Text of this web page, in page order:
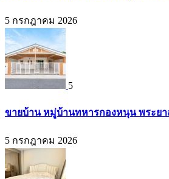
5 กรกฎาคม 2026
5
ขายบ้าน หมู่บ้านทหารกองหนุน พระยา
5 กรกฎาคม 2026